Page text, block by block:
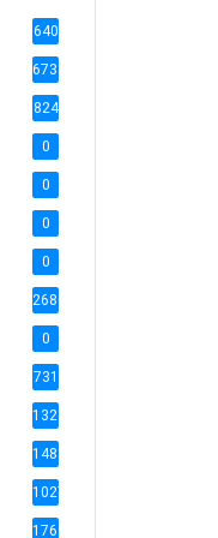
640
6738
824
0
0
0
0
2686
0
731
1321
1488
1027
1769